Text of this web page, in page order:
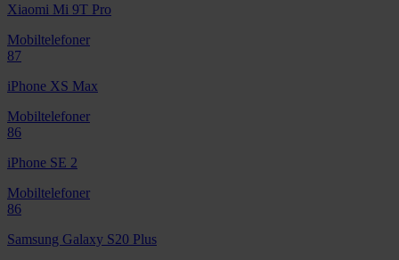
Xiaomi Mi 9T Pro
Mobiltelefoner
87
iPhone XS Max
Mobiltelefoner
86
iPhone SE 2
Mobiltelefoner
86
Samsung Galaxy S20 Plus